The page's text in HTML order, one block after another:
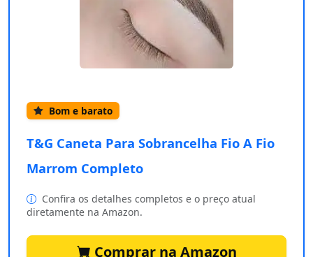
Bom e barato
T&G Caneta Para Sobrancelha Fio A Fio
Marrom Completo
Confira os detalhes completos e o preço atual
diretamente na Amazon.
Comprar na Amazon